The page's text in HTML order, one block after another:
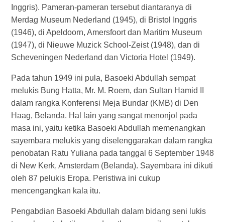
Inggris). Pameran-pameran tersebut diantaranya di
Merdag Museum Nederland (1945), di Bristol Inggris
(1946), di Apeldoorn, Amersfoort dan Maritim Museum
(1947), di Nieuwe Muzick School-Zeist (1948), dan di
Scheveningen Nederland dan Victoria Hotel (1949).
Pada tahun 1949 ini pula, Basoeki Abdullah sempat
melukis Bung Hatta, Mr. M. Roem, dan Sultan Hamid II
dalam rangka Konferensi Meja Bundar (KMB) di Den
Haag, Belanda. Hal lain yang sangat menonjol pada
masa ini, yaitu ketika Basoeki Abdullah memenangkan
sayembara melukis yang diselenggarakan dalam rangka
penobatan Ratu Yuliana pada tanggal 6 September 1948
di New Kerk, Amsterdam (Belanda). Sayembara ini dikuti
oleh 87 pelukis Eropa. Peristiwa ini cukup
mencengangkan kala itu.
Pengabdian Basoeki Abdullah dalam bidang seni lukis